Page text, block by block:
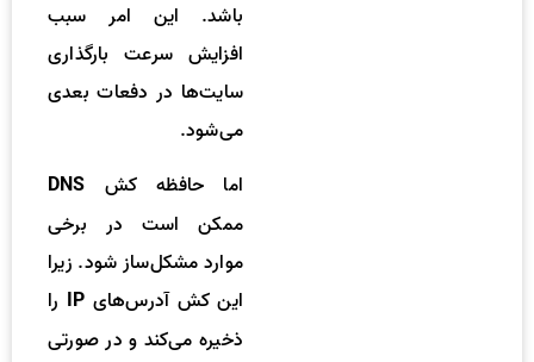
باشد. این امر سبب
افزایش سرعت بارگذاری
سایت‌ها در دفعات بعدی
می‌شود.
اما حافظه کش DNS
ممکن است در برخی
موارد مشکل‌ساز شود. زیرا
این کش آدرس‌های IP را
ذخیره می‌کند و در صورتی